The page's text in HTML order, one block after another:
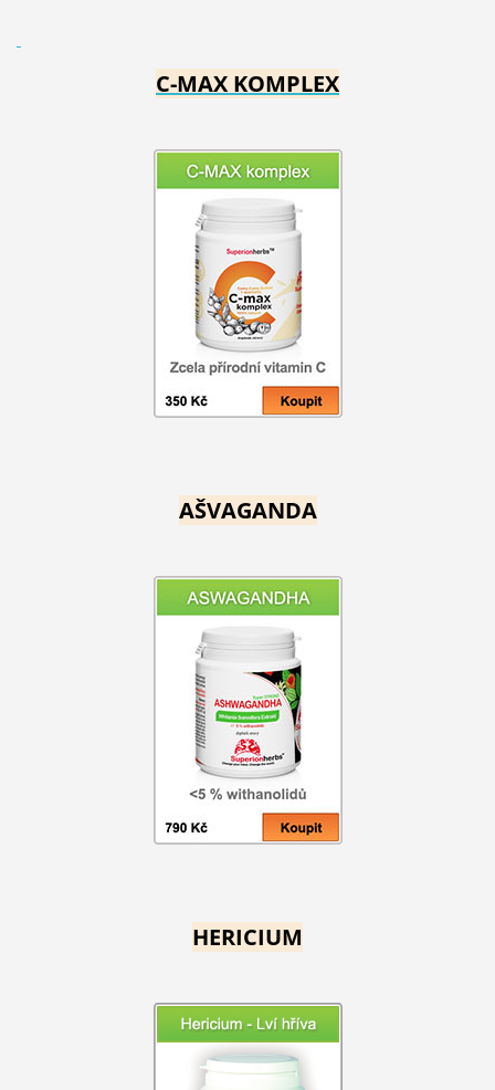
C-MAX KOMPLEX
AŠVAGANDA
HERICIUM